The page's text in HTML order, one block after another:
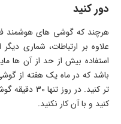
دور کنید
هرچند که گوشی های هوشمند
علاوه بر ارتباطات، شماری
استفاده بیش از حد از آن ها
باشد که در ماه یک هفته از
تر کنید. در
کنید و با آن کار نکنید.